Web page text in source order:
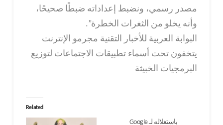
مصدر رسمي، ونضبط إعداداته ضبطًا صحيحًا،
وأنه يخلو من الثغرات الخطرة”.
البوابة العربية للأخبار التقنية مجرمو الإنترنت
يتخفون تحت أسماء تطبيقات الاجتماعات لتوزيع
البرمجيات الخبيثة
Related
باستغلاله لـ Google